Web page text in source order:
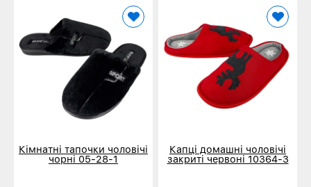
Кімнатні тапочки чоловічі
чорні 05-28-1
Капці домашні чоловічі
закриті червоні 10364-3